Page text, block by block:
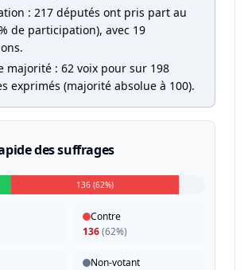
: 217 députés ont pris part au
de participation), avec 19
majorité : 62 voix pour sur 198
exprimés (majorité absolue à 100).
des suffrages
136 (62%)
Contre
136(62%)
Non-votant